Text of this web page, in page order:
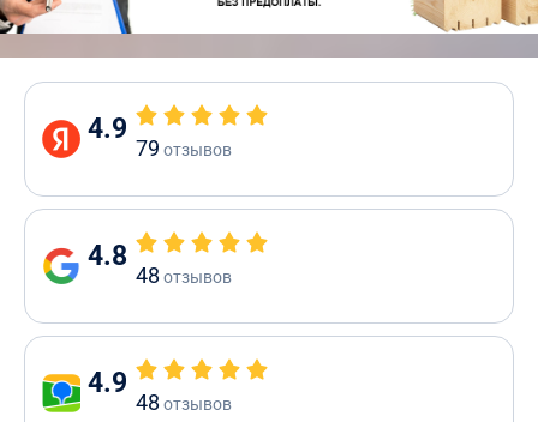
4.9
79 отзывов
4.8
48 отзывов
4.9
48 отзывов